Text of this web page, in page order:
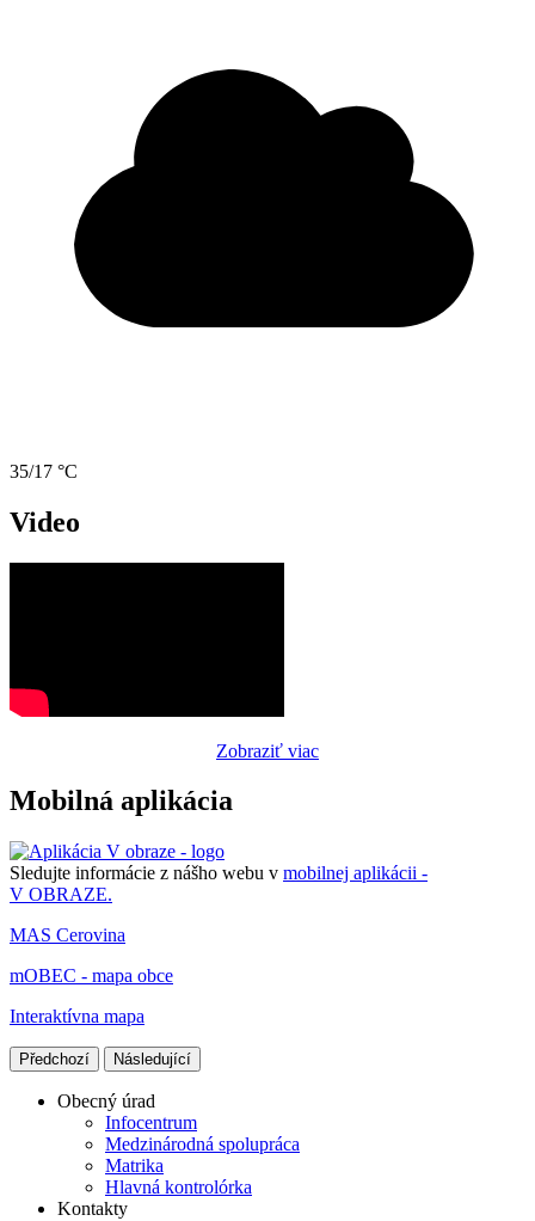
35/17 °C
Video
Zobraziť viac
Mobilná aplikácia
Sledujte informácie z nášho webu v mobilnej aplikácii -
V OBRAZE.
MAS Cerovina
mOBEC - mapa obce
Interaktívna mapa
Předchozí Následující
Obecný úrad
Infocentrum
Medzinárodná spolupráca
Matrika
Hlavná kontrolórka
Kontakty